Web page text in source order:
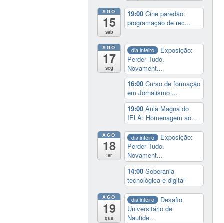
AGO
15
sáb
19:00Cine paredão:
programação de rec...
AGO
17
seg
dia inteiro
Exposição:
Perder Tudo.
Novament...
16:00Curso de formação
em Jornalismo ...
19:00Aula Magna do
IELA: Homenagem ao...
AGO
18
ter
dia inteiro
Exposição:
Perder Tudo.
Novament...
14:00Soberania
tecnológica e digital
AGO
19
qua
dia inteiro
Desafio
Universitário de
Nautide...